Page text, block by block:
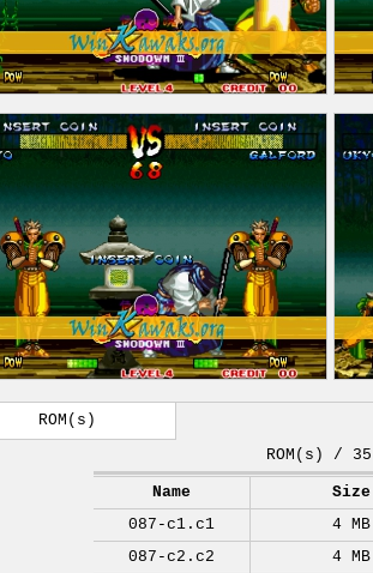
ROM(s)
ROM(s) / 35
Name
Size
087-c1.c1
4 MB
087-c2.c2
4 MB